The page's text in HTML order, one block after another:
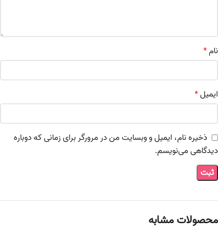
نام*
ایمیل*
ذخیره نام، ایمیل و وبسایت من در مرورگر برای زمانی که دوباره
دیدگاهی می‌نویسم.
محصولات مشابه